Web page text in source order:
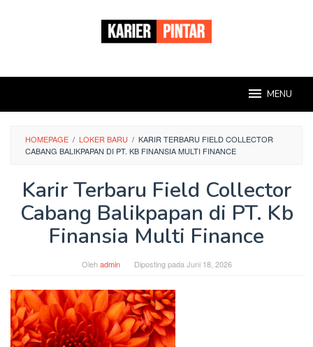
MENU
HOMEPAGE / LOKER BARU / KARIR TERBARU FIELD COLLECTOR
CABANG BALIKPAPAN DI PT. KB FINANSIA MULTI FINANCE
Karir Terbaru Field Collector
Cabang Balikpapan di PT. Kb
Finansia Multi Finance
Olehadmin Diposting pada Juni 18, 2026